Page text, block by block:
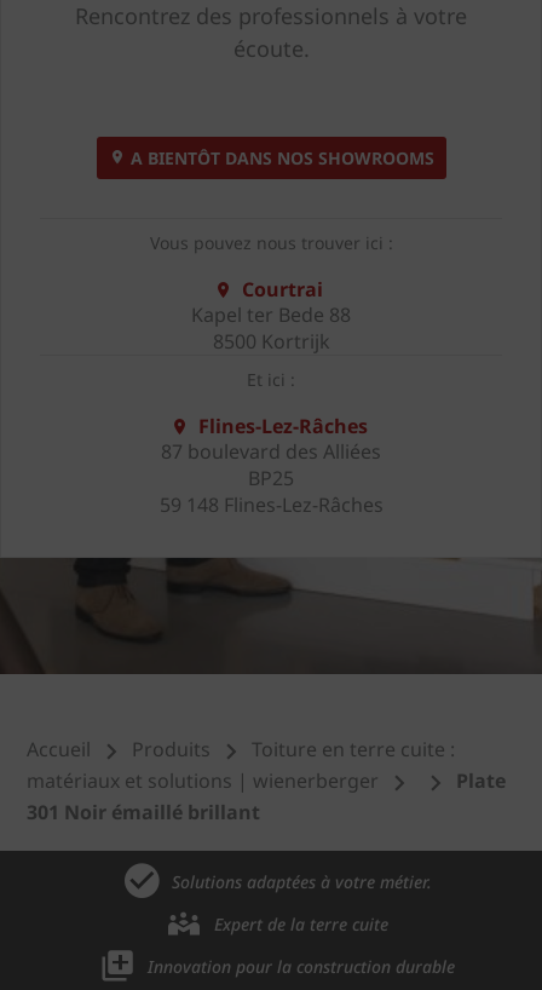
Rencontrez des professionnels à votre
écoute.
A BIENTÔT DANS NOS SHOWROOMS
Vous pouvez nous trouver ici :
Courtrai
Kapel ter Bede 88
8500 Kortrijk
Et ici :
Flines-Lez-Râches
87 boulevard des Alliées
BP25
59 148 Flines-Lez-Râches
Accueil Produits
Toiture en terre cuite :
matériaux et solutions | wienerberger
Plate
301 Noir émaillé brillant
Solutions adaptées à votre métier.
Expert de la terre cuite
Innovation pour la construction durable